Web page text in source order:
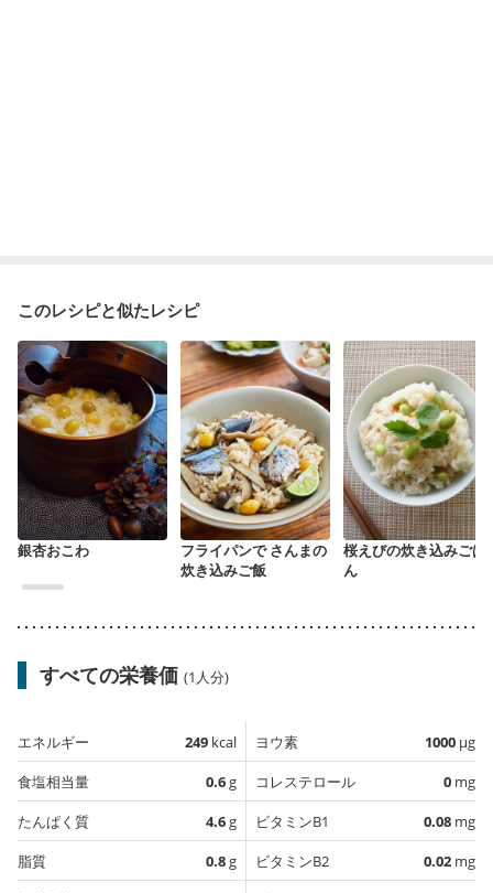
このレシピと似たレシピ
銀杏おこわ
フライパンで さんまの
炊き込みご飯
桜えびの炊き込みごは
ん
すべての栄養価 (1人分)
エネルギー 249 kcal
食塩相当量
0.6g
たんぱく質
4.6g
脂質
0.8g
ヨウ素 1000 µg
コレステロール
0 mg
ビタミンB1
0.08 mg
ビタミンB2
0.02 mg